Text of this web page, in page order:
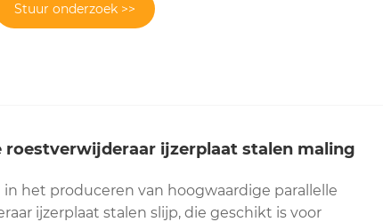
Stuur onderzoek >>
roestverwijderaar ijzerplaat stalen maling
in het produceren van hoogwaardige parallelle
ijzerplaat stalen slijp, die geschikt is voor